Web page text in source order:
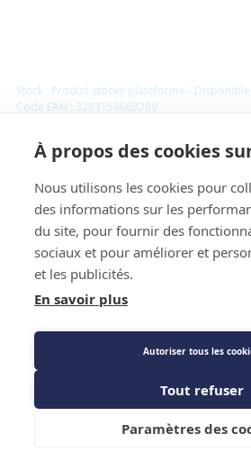
Stock : Produit stocké plateforme -
Code EAN : 3283158063289
Référence constructeur :
Code : 1109449
Raccord de connexion sur
DIFF
Prix public
1,84 €TTC/PIECE
Description détaillée
Caractéristiques techniques
Ajouter au
À propos des cookies
Nous utilisons les cookies pour
des informations sur les
du site, pour fournir des
sociaux et pour améliorer et
et les publicités.
En savoir plus
Autoriser tous les
Tout refuser
Paramètres des